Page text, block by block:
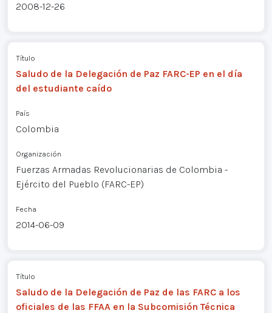
2008-12-26
Título
Saludo de la Delegación de Paz FARC-EP en el día
del estudiante caído
País
Colombia
Organización
Fuerzas Armadas Revolucionarias de Colombia -
Ejército del Pueblo (FARC-EP)
Fecha
2014-06-09
Título
Saludo de la Delegación de Paz de las FARC a los
oficiales de las FFAA en la Subcomisión Técnica